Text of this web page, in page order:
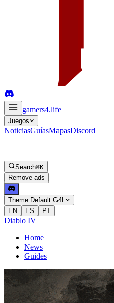
gamers4.life
Juegos
NoticiasGuíasMapasDiscord
Search⌘K
Remove ads
Theme: Default G4L
EN
ES PT
Diablo IV
Home
News
Guides